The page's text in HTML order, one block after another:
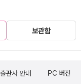
보관함
출판사 안내 PC 버전